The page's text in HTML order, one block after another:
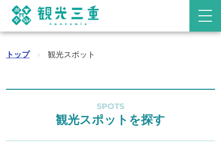
トップ › 観光スポット
SPOTS
観光スポットを探す